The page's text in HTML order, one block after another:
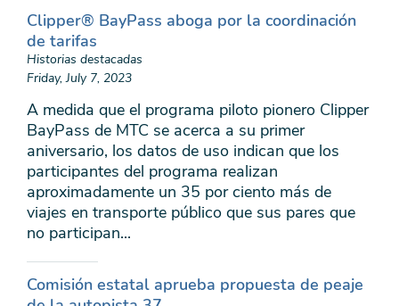
Clipper® BayPass aboga por la coordinación
de tarifas
Historias destacadas
Friday, July 7, 2023
A medida que el programa piloto pionero Clipper
BayPass de MTC se acerca a su primer
aniversario, los datos de uso indican que los
participantes del programa realizan
aproximadamente un 35 por ciento más de
viajes en transporte público que sus pares que
no participan...
Comisión estatal aprueba propuesta de peaje